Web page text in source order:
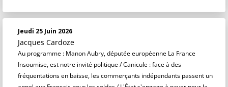
Jeudi 25 Juin 2026
Jacques Cardoze
Au programme : Manon Aubry, députée européenne La France
Insoumise, est notre invité politique / Canicule : face à des
fréquentations en baisse, les commerçants indépendants passent un